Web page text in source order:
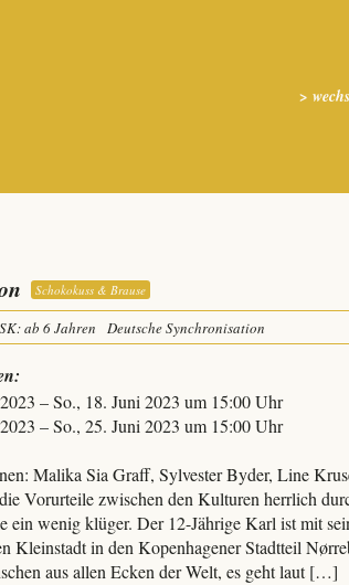
>
Schokokuss & Brause
ab 6 Jahren Deutsche Synchronisation
– So., 18. Juni 2023 um 15:00 Uhr
– So., 25. Juni 2023 um 15:00 Uhr
Malika Sia Graff, Sylvester Byder, Line
Vorurteile zwischen den Kulturen herrlich
ein wenig klüger. Der 12-Jährige Karl ist mit
Kleinstadt in den Kopenhagener Stadtteil
aus allen Ecken der Welt, es geht laut […]